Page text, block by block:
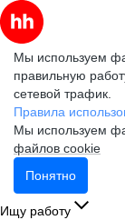
Мы используем
правильную
сетевой трафик.
Правила
Мы используем
файлов cookie
Понятно
Ищу работу